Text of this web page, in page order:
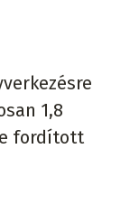
1,8
fordított